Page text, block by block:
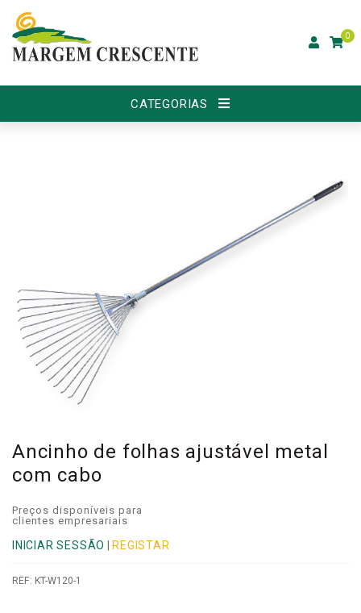
0
CATEGORIAS
Ancinho de folhas ajustável metal
com cabo
Preços disponíveis para
clientes empresariais
INICIAR SESSÃO REGISTAR
REF: KT-W120-1